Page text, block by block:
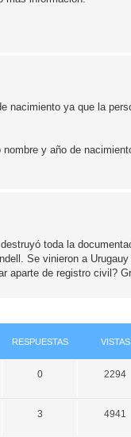
nacimiento ya que la
y año de
toda la
Se vinieron a Urugauy
aparte de registro civil?
RESPUESTAS VISTAS
0 2294
3 4941